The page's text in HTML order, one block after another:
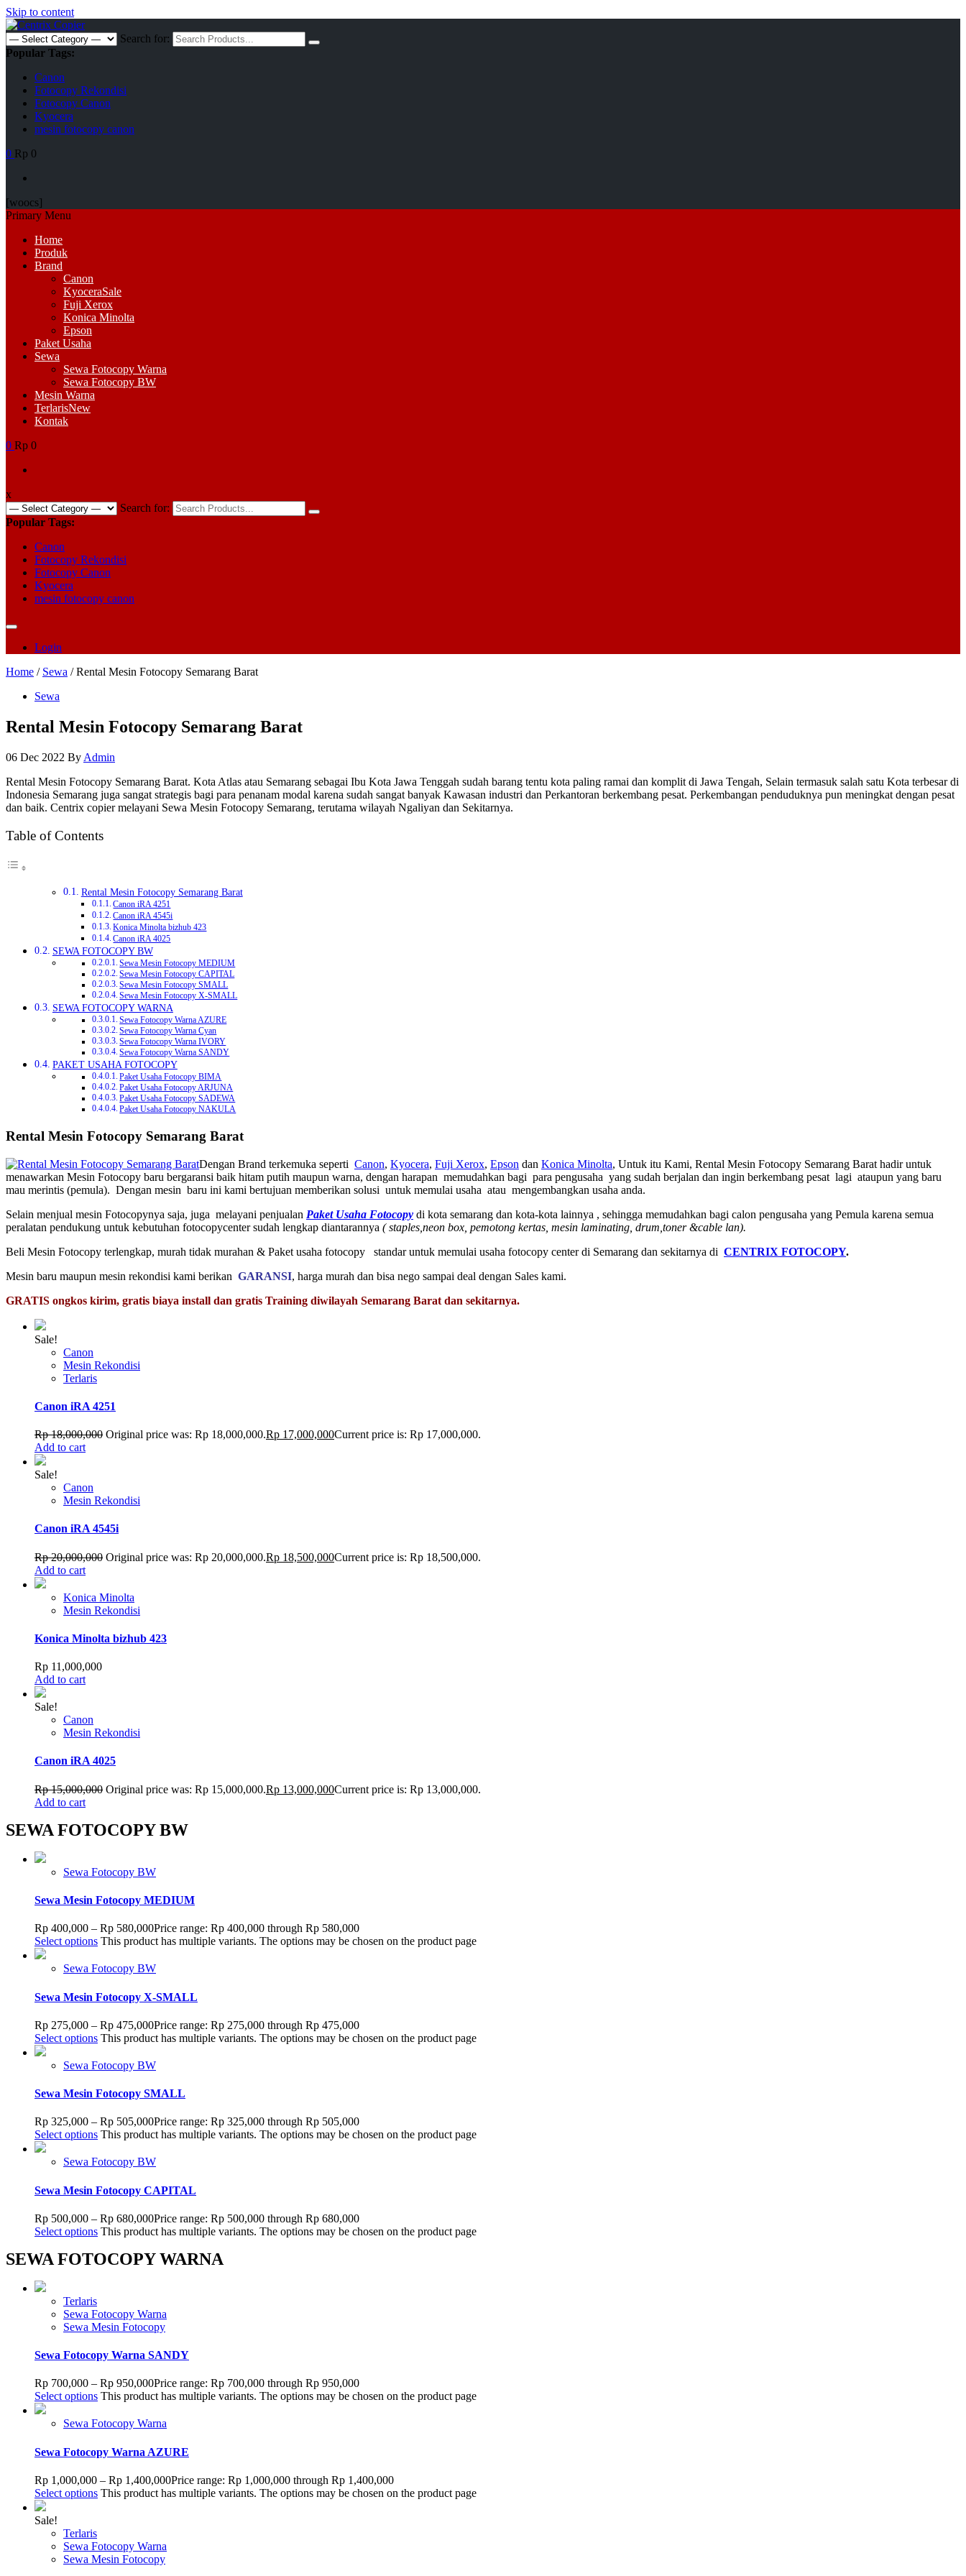
Skip to content
Search for:
Popular Tags:
Canon
Fotocopy Rekondisi
Fotocopy Canon
Kyocera
mesin fotocopy canon
0 Rp 0
[woocs]
Primary Menu
Home
Produk
Brand
Canon
KyoceraSale
Fuji Xerox
Konica Minolta
Epson
Paket Usaha
Sewa
Sewa Fotocopy Warna
Sewa Fotocopy BW
Mesin Warna
TerlarisNew
Kontak
0 Rp 0
x
Search for:
Popular Tags:
Canon
Fotocopy Rekondisi
Fotocopy Canon
Kyocera
mesin fotocopy canon
Login
Home / Sewa / Rental Mesin Fotocopy Semarang Barat
Sewa
Rental Mesin Fotocopy Semarang Barat
06 Dec 2022 By Admin
Rental Mesin Fotocopy Semarang Barat. Kota Atlas atau Semarang sebagai Ibu Kota Jawa Tenggah sudah barang tentu kota paling ramai dan komplit di Jawa Tengah, Selain termasuk salah satu Kota terbesar di
Indonesia Semarang juga sangat strategis bagi para penanam modal karena sudah sangat banyak Kawasan industri dan Perkantoran berkembang pesat. Perkembangan penduduknya pun meningkat dengan pesat
dan baik. Centrix copier melayani Sewa Mesin Fotocopy Semarang, terutama wilayah Ngaliyan dan Sekitarnya.
Table of Contents
Rental Mesin Fotocopy Semarang Barat
Canon iRA 4251
Canon iRA 4545i
Konica Minolta bizhub 423
Canon iRA 4025
SEWA FOTOCOPY BW
Sewa Mesin Fotocopy MEDIUM
Sewa Mesin Fotocopy CAPITAL
Sewa Mesin Fotocopy SMALL
Sewa Mesin Fotocopy X-SMALL
SEWA FOTOCOPY WARNA
Sewa Fotocopy Warna AZURE
Sewa Fotocopy Warna Cyan
Sewa Fotocopy Warna IVORY
Sewa Fotocopy Warna SANDY
PAKET USAHA FOTOCOPY
Paket Usaha Fotocopy BIMA
Paket Usaha Fotocopy ARJUNA
Paket Usaha Fotocopy SADEWA
Paket Usaha Fotocopy NAKULA
Rental Mesin Fotocopy Semarang Barat
Dengan Brand terkemuka seperti Canon, Kyocera, Fuji Xerox, Epson dan Konica Minolta, Untuk itu Kami, Rental Mesin Fotocopy Semarang Barat hadir untuk
menawarkan Mesin Fotocopy baru bergaransi baik hitam putih maupun warna, dengan harapan memudahkan bagi para pengusaha yang sudah berjalan dan ingin berkembang pesat lagi ataupun yang baru
mau merintis (pemula). Dengan mesin baru ini kami bertujuan memberikan solusi untuk memulai usaha atau mengembangkan usaha anda.
Selain menjual mesin Fotocopynya saja, juga melayani penjualan Paket Usaha Fotocopy di kota semarang dan kota-kota lainnya , sehingga memudahkan bagi calon pengusaha yang Pemula karena semua
peralatan pendukung untuk kebutuhan fotocopycenter sudah lengkap diantarannya ( staples,neon box, pemotong kertas, mesin laminating, drum,toner &cable lan).
Beli Mesin Fotocopy terlengkap, murah tidak murahan & Paket usaha fotocopy standar untuk memulai usaha fotocopy center di Semarang dan sekitarnya di CENTRIX FOTOCOPY.
Mesin baru maupun mesin rekondisi kami berikan GARANSI, harga murah dan bisa nego sampai deal dengan Sales kami.
GRATIS ongkos kirim, gratis biaya install dan gratis Training diwilayah Semarang Barat dan sekitarnya.
Sale!
Canon
Mesin Rekondisi
Terlaris
Canon iRA 4251
Rp18,000,000 Original price was: Rp 18,000,000.Rp 17,000,000Current price is: Rp 17,000,000.
Add to cart
Sale!
Canon
Mesin Rekondisi
Canon iRA 4545i
Rp20,000,000 Original price was: Rp 20,000,000.Rp 18,500,000Current price is: Rp 18,500,000.
Add to cart
Konica Minolta
Mesin Rekondisi
Konica Minolta bizhub 423
Rp 11,000,000
Add to cart
Sale!
Canon
Mesin Rekondisi
Canon iRA 4025
Rp15,000,000 Original price was: Rp 15,000,000.Rp 13,000,000Current price is: Rp 13,000,000.
Add to cart
SEWA FOTOCOPY BW
Sewa Fotocopy BW
Sewa Mesin Fotocopy MEDIUM
Rp 400,000 – Rp 580,000Price range: Rp 400,000 through Rp 580,000
Select options This product has multiple variants. The options may be chosen on the product page
Sewa Fotocopy BW
Sewa Mesin Fotocopy X-SMALL
Rp 275,000 – Rp 475,000Price range: Rp 275,000 through Rp 475,000
Select options This product has multiple variants. The options may be chosen on the product page
Sewa Fotocopy BW
Sewa Mesin Fotocopy SMALL
Rp 325,000 – Rp 505,000Price range: Rp 325,000 through Rp 505,000
Select options This product has multiple variants. The options may be chosen on the product page
Sewa Fotocopy BW
Sewa Mesin Fotocopy CAPITAL
Rp 500,000 – Rp 680,000Price range: Rp 500,000 through Rp 680,000
Select options This product has multiple variants. The options may be chosen on the product page
SEWA FOTOCOPY WARNA
Terlaris
Sewa Fotocopy Warna
Sewa Mesin Fotocopy
Sewa Fotocopy Warna SANDY
Rp 700,000 – Rp 950,000Price range: Rp 700,000 through Rp 950,000
Select options This product has multiple variants. The options may be chosen on the product page
Sewa Fotocopy Warna
Sewa Fotocopy Warna AZURE
Rp 1,000,000 – Rp 1,400,000Price range: Rp 1,000,000 through Rp 1,400,000
Select options This product has multiple variants. The options may be chosen on the product page
Sale!
Terlaris
Sewa Fotocopy Warna
Sewa Mesin Fotocopy